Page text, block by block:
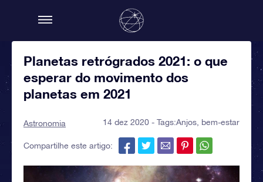
Planetas retrógrados 2021: o que
esperar do movimento dos
planetas em 2021
Astronomia 14 dez 2020 - Tags:Anjos bem-estar
Compartilhe este artigo: